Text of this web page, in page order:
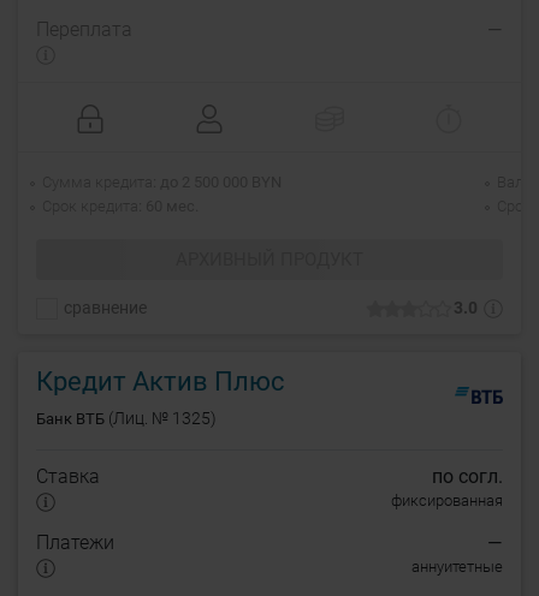
3.0
сравнение
Переплата —
Кредит Актив Плюс
Банк ВТБ (Лиц. № 1325)
Ставка по согл.
фиксированная
Платежи —
аннуитетные